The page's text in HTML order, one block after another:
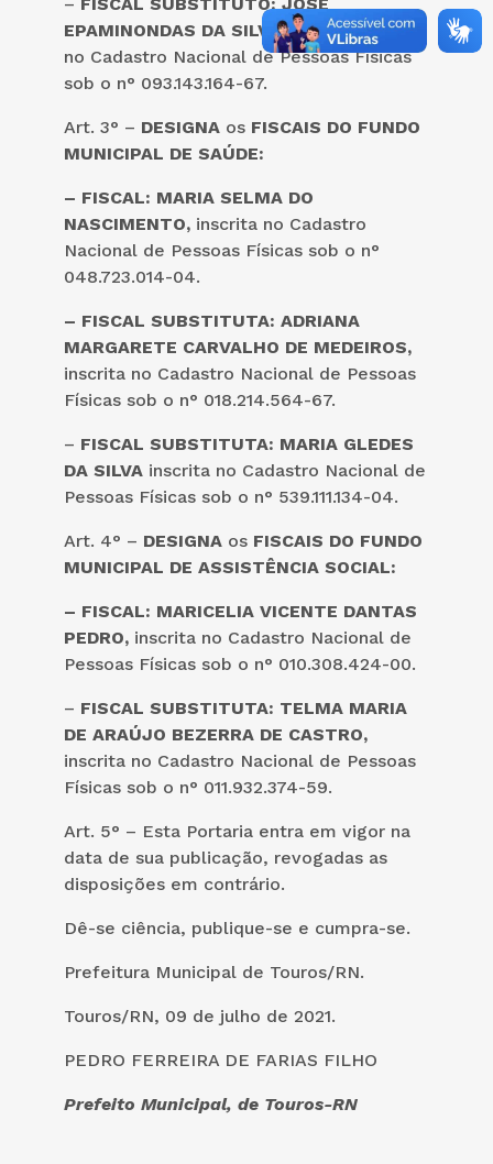
EPAMINONDAS DA SILVA NETO,inscrito
no Cadastro Nacional de Pessoas Físicas
sob o n° 093.143.164-67.
Art. 3° – DESIGNA os FISCAIS DO FUNDO
MUNICIPAL DE SAÚDE:
– FISCAL: MARIA SELMA DO
NASCIMENTO, inscrita no Cadastro
Nacional de Pessoas Físicas sob o n°
048.723.014-04.
– FISCAL SUBSTITUTA: ADRIANA
MARGARETE CARVALHO DE MEDEIROS,
inscrita no Cadastro Nacional de Pessoas
Físicas sob o n° 018.214.564-67.
– FISCAL SUBSTITUTA: MARIA GLEDES
DA SILVA inscrita no Cadastro Nacional de
Pessoas Físicas sob o n° 539.111.134-04.
Art. 4° – DESIGNA os FISCAIS DO FUNDO
MUNICIPAL DE ASSISTÊNCIA SOCIAL:
– FISCAL: MARICELIA VICENTE DANTAS
PEDRO, inscrita no Cadastro Nacional de
Pessoas Físicas sob o n° 010.308.424-00.
– FISCAL SUBSTITUTA: TELMA MARIA
DE ARAÚJO BEZERRA DE CASTRO,
inscrita no Cadastro Nacional de Pessoas
Físicas sob o n° 011.932.374-59.
Art. 5° – Esta Portaria entra em vigor na
data de sua publicação, revogadas as
disposições em contrário.
Dê-se ciência, publique-se e cumpra-se.
Prefeitura Municipal de Touros/RN.
Touros/RN, 09 de julho de 2021.
PEDRO FERREIRA DE FARIAS FILHO
Prefeito Municipal, de Touros-RN